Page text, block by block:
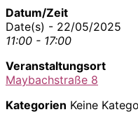
Datum/Zeit
Date(s) - 22/05/2025
11:00 - 17:00
Veranstaltungsort
Maybachstraße 8
Kategorien Keine